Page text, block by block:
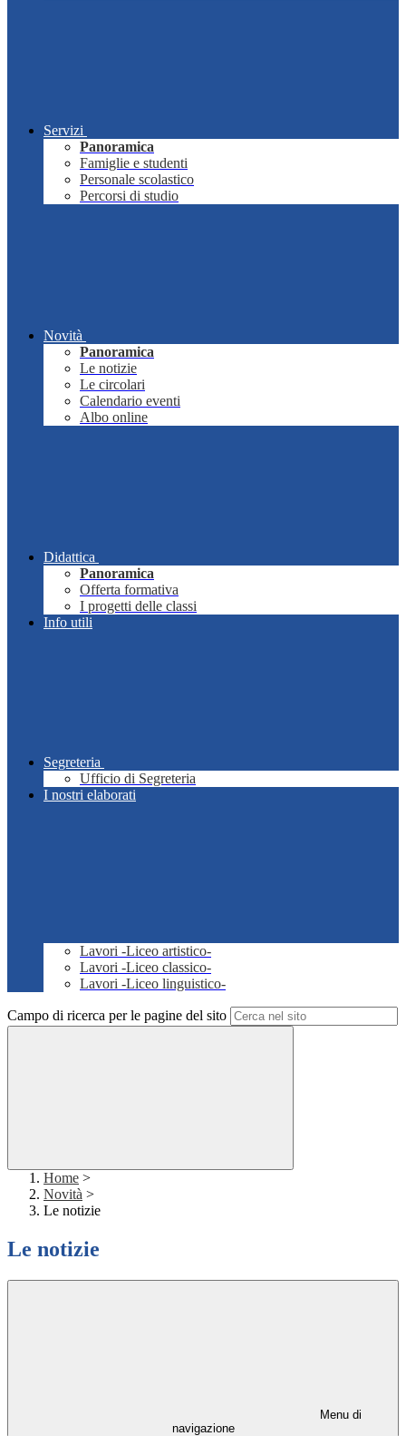
Servizi
Panoramica
Famiglie e studenti
Personale scolastico
Percorsi di studio
Novità
Panoramica
Le notizie
Le circolari
Calendario eventi
Albo online
Didattica
Panoramica
Offerta formativa
I progetti delle classi
Info utili
Segreteria
Ufficio di Segreteria
I nostri elaborati
Lavori -Liceo artistico-
Lavori -Liceo classico-
Lavori -Liceo linguistico-
Campo di ricerca per le pagine del sito
Home >
Novità >
Le notizie
Le notizie
Menu di
navigazione